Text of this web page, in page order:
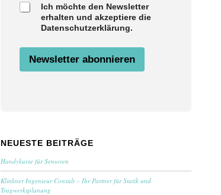
u
t
N
m
Ich möchte den Newsletter
erhalten und akzeptiere die
Datenschutzerklärung.
Newsletter abonnieren
NEUESTE BEITRÄGE
Handykurse für Senioren
Klinkner Ingenieur Consult – Ihr Partner für Statik und
Tragwerksplanung